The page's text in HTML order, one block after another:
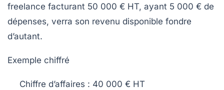
freelance facturant 50 000 € HT, ayant 5 000 € de
dépenses, verra son revenu disponible fondre
d’autant.
Exemple chiffré
Chiffre d’affaires : 40 000 € HT